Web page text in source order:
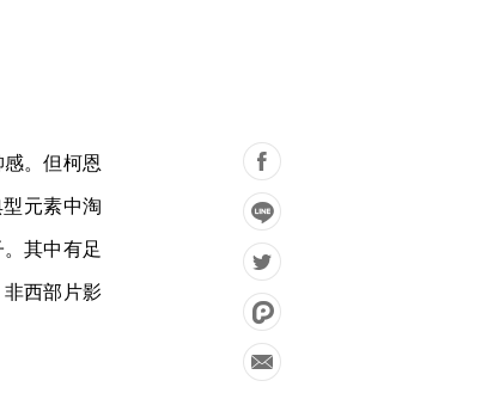
。但柯恩
型元素中淘
其中有足
西部片影